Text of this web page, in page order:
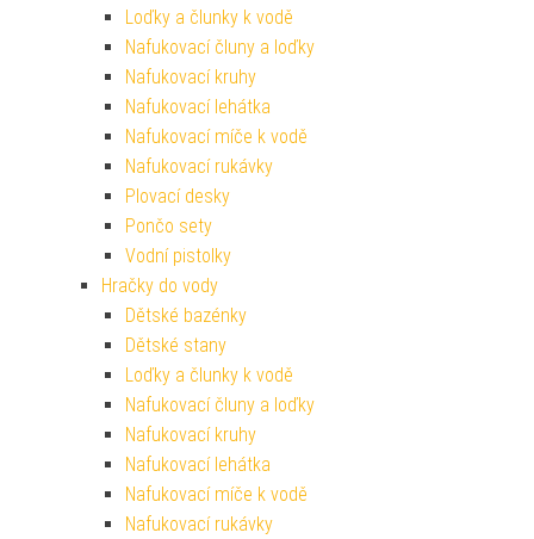
Loďky a člunky k vodě
Nafukovací čluny a loďky
Nafukovací kruhy
Nafukovací lehátka
Nafukovací míče k vodě
Nafukovací rukávky
Plovací desky
Pončo sety
Vodní pistolky
Hračky do vody
Dětské bazénky
Dětské stany
Loďky a člunky k vodě
Nafukovací čluny a loďky
Nafukovací kruhy
Nafukovací lehátka
Nafukovací míče k vodě
Nafukovací rukávky